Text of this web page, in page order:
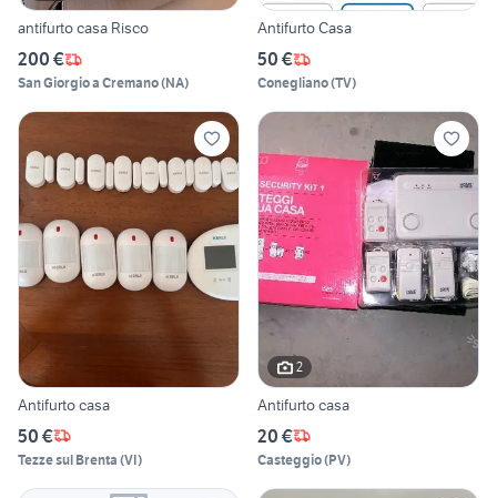
antifurto casa Risco
200 €
San Giorgio a Cremano(NA)
Antifurto Casa
50 €
Conegliano(TV)
Antifurto casa
50 €
Tezze sul Brenta (VI)
2
Antifurto casa
20 €
Casteggio(PV)